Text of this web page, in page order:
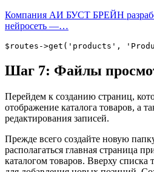
Компания АИ БУСТ БРЕЙН
нейросеть —…
$routes->get('products',
Шаг 7: Файлы
Перейдем к созданию страниц,
отображение каталога товаров, а
редактирования записей.
Прежде всего создайте новую
располагаться главная страница
каталогом товаров. Вверху списка